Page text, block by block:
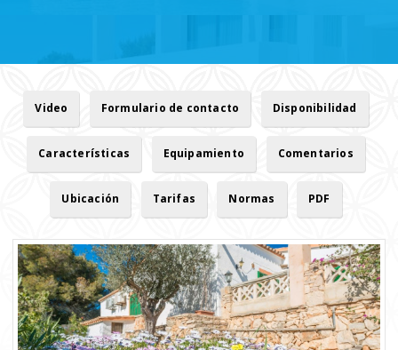
Video Formulario de contacto Disponibilidad
Características Equipamiento Comentarios
Ubicación Tarifas Normas PDF